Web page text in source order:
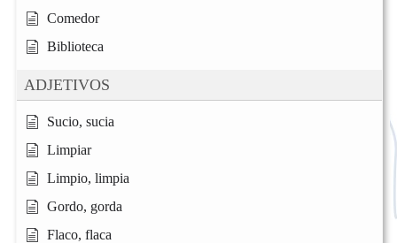
Comedor
Biblioteca
ADJETIVOS
Sucio, sucia
Limpiar
Limpio, limpia
Gordo, gorda
Flaco, flaca